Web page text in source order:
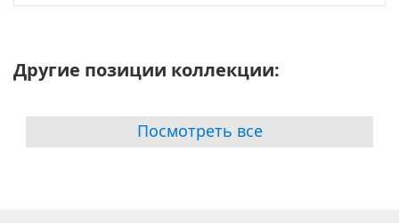
Другие позиции коллекции:
Посмотреть все